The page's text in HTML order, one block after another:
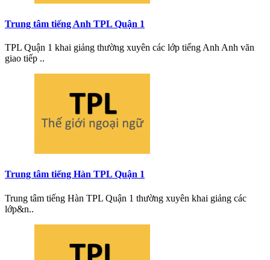
Trung tâm tiếng Anh TPL Quận 1
TPL Quận 1 khai giảng thường xuyên các lớp tiếng Anh Anh văn
giao tiếp ..
Trung tâm tiếng Hàn TPL Quận 1
Trung tâm tiếng Hàn TPL Quận 1 thường xuyên khai giảng các
lớp&n..